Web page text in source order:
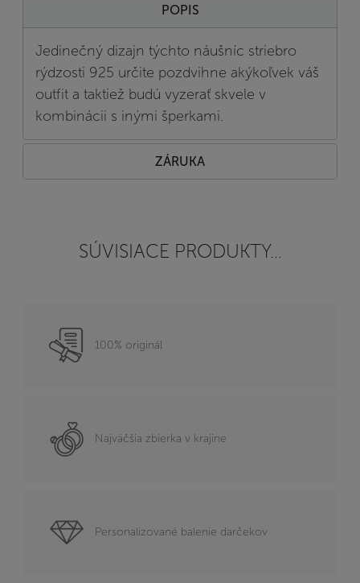
POPIS
Jedinečný dizajn týchto náušníc striebro
rýdzosti 925 určite pozdvihne akýkoľvek váš
outfit a taktiež budú vyzerať skvele v
kombinácii s inými šperkami.
ZÁRUKA
SÚVISIACE PRODUKTY...
100% originál
Najväčšia zbierka v krajine
Personalizované balenie darčekov